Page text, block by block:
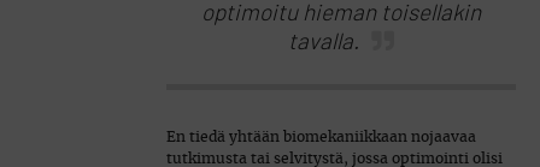
optimoitu hieman toisellakin
tavalla.
En tiedä yhtään biomekaniikkaan nojaavaa
tutkimusta tai selvitystä, jossa optimointi olisi